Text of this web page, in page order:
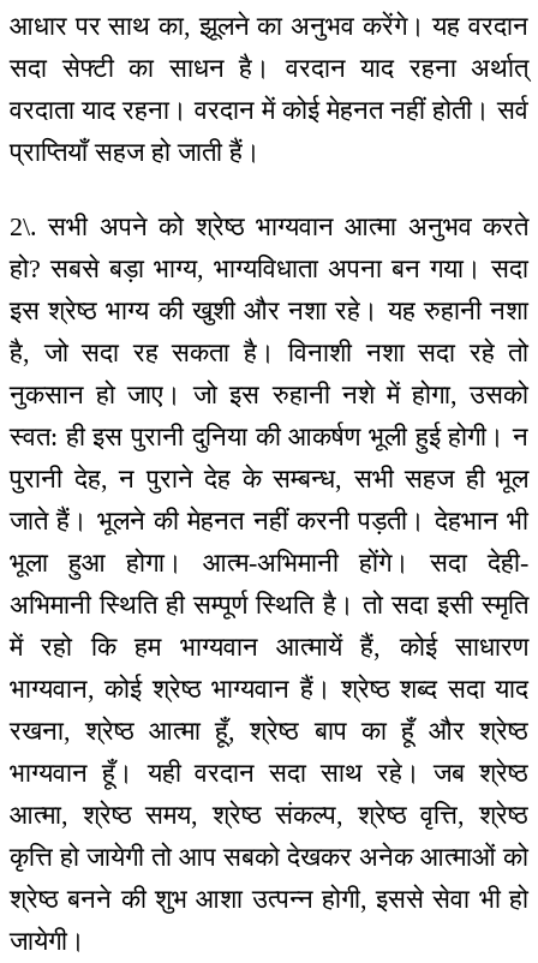
आधार पर साथ का, झूलने का अनुभव करेंगे। यह वरदान
सदा सेफ्टी का साधन है। वरदान याद रहना अर्थात्
वरदाता याद रहना। वरदान में कोई मेहनत नहीं होती। सर्व
प्राप्तियाँ सहज हो जाती हैं।
2\. सभी अपने को श्रेष्ठ भाग्यवान आत्मा अनुभव करते
हो? सबसे बड़ा भाग्य, भाग्यविधाता अपना बन गया। सदा
इस श्रेष्ठ भाग्य की खुशी और नशा रहे। यह रुहानी नशा
है, जो सदा रह सकता है। विनाशी नशा सदा रहे तो
नुकसान हो जाए। जो इस रुहानी नशे में होगा, उसको
स्वत: ही इस पुरानी दुनिया की आकर्षण भूली हुई होगी। न
पुरानी देह, न पुराने देह के सम्बन्ध, सभी सहज ही भूल
जाते हैं। भूलने की मेहनत नहीं करनी पड़ती। देहभान भी
भूला हुआ होगा। आत्म-अभिमानी होंगे। सदा देही-
अभिमानी स्थिति ही सम्पूर्ण स्थिति है। तो सदा इसी स्मृति
में रहो कि हम भाग्यवान आत्मायें हैं, कोई साधारण
भाग्यवान, कोई श्रेष्ठ भाग्यवान हैं। श्रेष्ठ शब्द सदा याद
रखना, श्रेष्ठ आत्मा हूँ, श्रेष्ठ बाप का हूँ और श्रेष्ठ
भाग्यवान हूँ। यही वरदान सदा साथ रहे। जब श्रेष्ठ
आत्मा, श्रेष्ठ समय, श्रेष्ठ संकल्प, श्रेष्ठ वृत्ति, श्रेष्ठ
कृत्ति हो जायेगी तो आप सबको देखकर अनेक आत्माओं को
श्रेष्ठ बनने की शुभ आशा उत्पन्न होगी, इससे सेवा भी हो
जायेगी।